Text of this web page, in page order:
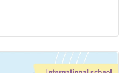
相關領域學生赴國際知
之機....